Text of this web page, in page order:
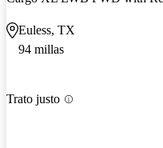
Euless, TX
94 millas
Trato justo